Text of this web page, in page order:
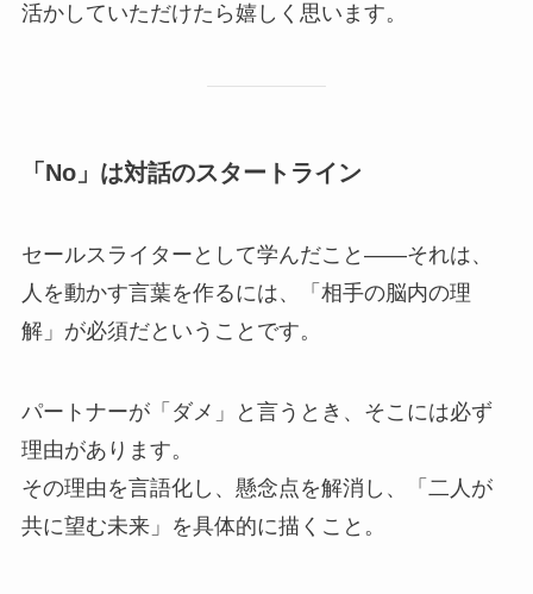
活かしていただけたら嬉しく思います。
「No」は対話のスタートライン
セールスライターとして学んだこと——それは、
人を動かす言葉を作るには、「相手の脳内の理
解」が必須だということです。
パートナーが「ダメ」と言うとき、そこには必ず
理由があります。
その理由を言語化し、懸念点を解消し、「二人が
共に望む未来」を具体的に描くこと。